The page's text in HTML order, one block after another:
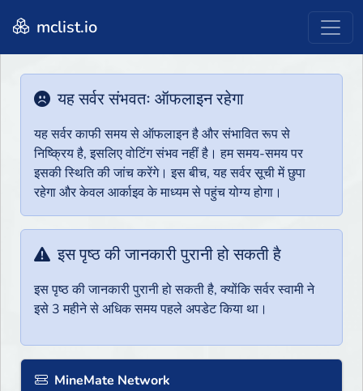
mclist.io
यह सर्वर संभवतः ऑफलाइन रहेगा
यह सर्वर काफी समय से ऑफलाइन है और संभावित रूप से
निष्क्रिय है, इसलिए वोटिंग संभव नहीं है। हम समय-समय पर
इसकी स्थिति की जांच करेंगे। इस बीच, यह सर्वर सूची में छुपा
रहेगा और केवल आर्काइव के माध्यम से पहुंच योग्य होगा।
इस पृष्ठ की जानकारी पुरानी हो सकती है
इस पृष्ठ की जानकारी पुरानी हो सकती है, क्योंकि सर्वर स्वामी ने
इसे 3 महीने से अधिक समय पहले अपडेट किया था।
MineMate Network